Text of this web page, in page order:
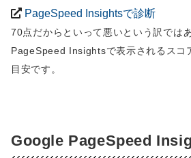
PageSpeed Insightsで診断
70点だからといって悪いという訳では
PageSpeed Insightsで表示されるスコ
目安です。
Google PageSpeed